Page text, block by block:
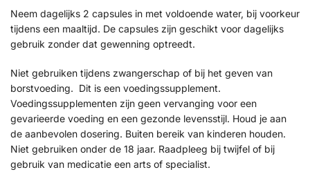
Neem dagelijks 2 capsules in met voldoende water, bij voorkeur
tijdens een maaltijd. De capsules zijn geschikt voor dagelijks
gebruik zonder dat gewenning optreedt.
Niet gebruiken tijdens zwangerschap of bij het geven van
borstvoeding. Dit is een voedingssupplement.
Voedingssupplementen zijn geen vervanging voor een
gevarieerde voeding en een gezonde levensstijl. Houd je aan
de aanbevolen dosering. Buiten bereik van kinderen houden.
Niet gebruiken onder de 18 jaar. Raadpleeg bij twijfel of bij
gebruik van medicatie een arts of specialist.